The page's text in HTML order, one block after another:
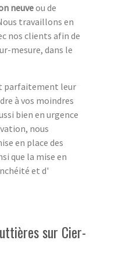
neuveou de
travaillons en
nos clients afin de
mesure, dans le
parfaitement leur
à vos moindres
bien en urgence
nous
en place des
que la mise en
et d'
sur Cier-